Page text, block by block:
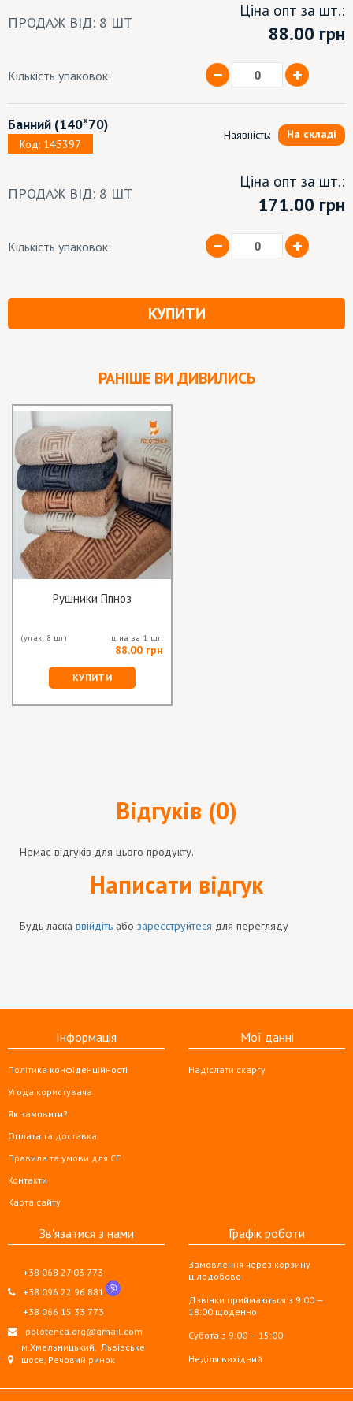
ПРОДАЖ ВІД: 8 ШТ
Ціна опт за шт.:
88.00 грн
Кількість упаковок:
Банний (140*70)
Код: 145397
Наявність: На складі
ПРОДАЖ ВІД: 8 ШТ
Ціна опт за шт.:
171.00 грн
Кількість упаковок:
КУПИТИ
РАНІШЕ ВИ ДИВИЛИСЬ
Рушники Гіпноз
(упак. 8 шт) ціна за 1 шт.
88.00 грн
КУПИТИ
Відгуків (0)
Немає відгуків для цього продукту.
Написати відгук
Будь ласка ввійдіть або зареєструйтеся для перегляду
Інформація
Політика конфіденційності
Угода користувача
Як замовити?
Оплата та доставка
Правила та умови для СП
Контакти
Карта сайту
Мої данні
Надіслати скаргу
Зв'язатися з нами
+38 068 27 03 773
+38 096 22 96 881
+38 066 15 33 773
polotenca.org@gmail.com
м.Хмельницький, Львівське
шосе, Речовий ринок
Графік роботи
Замовлення через корзину
цілодобово
Дзвінки приймаються з 9:00 —
18:00 щоденно
Субота з 9:00 — 15:00
Неділя вихідний